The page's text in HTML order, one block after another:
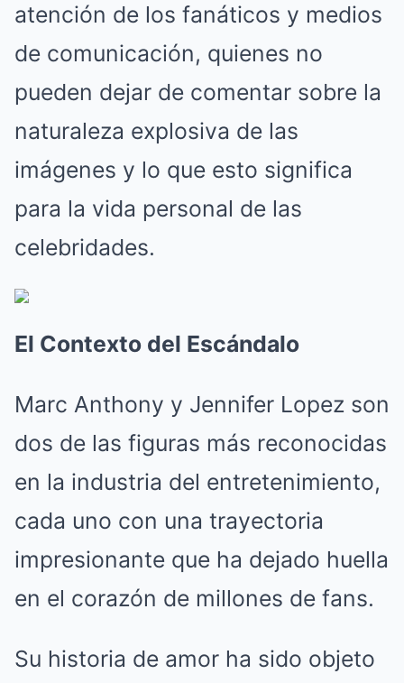
atención de los fanáticos y medios
de comunicación, quienes no
pueden dejar de comentar sobre la
naturaleza explosiva de las
imágenes y lo que esto significa
para la vida personal de las
celebridades.
El Contexto del Escándalo
Marc Anthony y Jennifer Lopez son
dos de las figuras más reconocidas
en la industria del entretenimiento,
cada uno con una trayectoria
impresionante que ha dejado huella
en el corazón de millones de fans.
Su historia de amor ha sido objeto